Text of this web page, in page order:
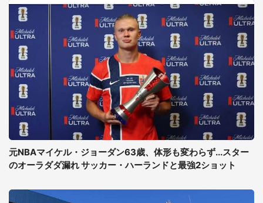
元NBAマイケル・ジョーダン63歳、体形も変わらず...スター
のオーラダダ漏れ サッカー・ハーランドと最強2ショット